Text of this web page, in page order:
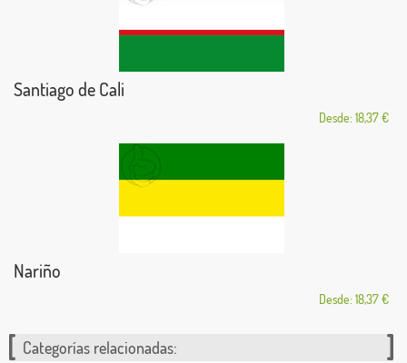
Santiago de Cali
Desde: 18,37 €
Nariño
Desde: 18,37 €
Categorías relacionadas: